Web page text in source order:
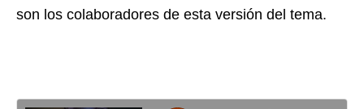
son los colaboradores de esta versión del tema.